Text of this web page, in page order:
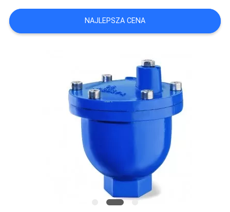
SITEMAP
NAJLEPSZA CENA